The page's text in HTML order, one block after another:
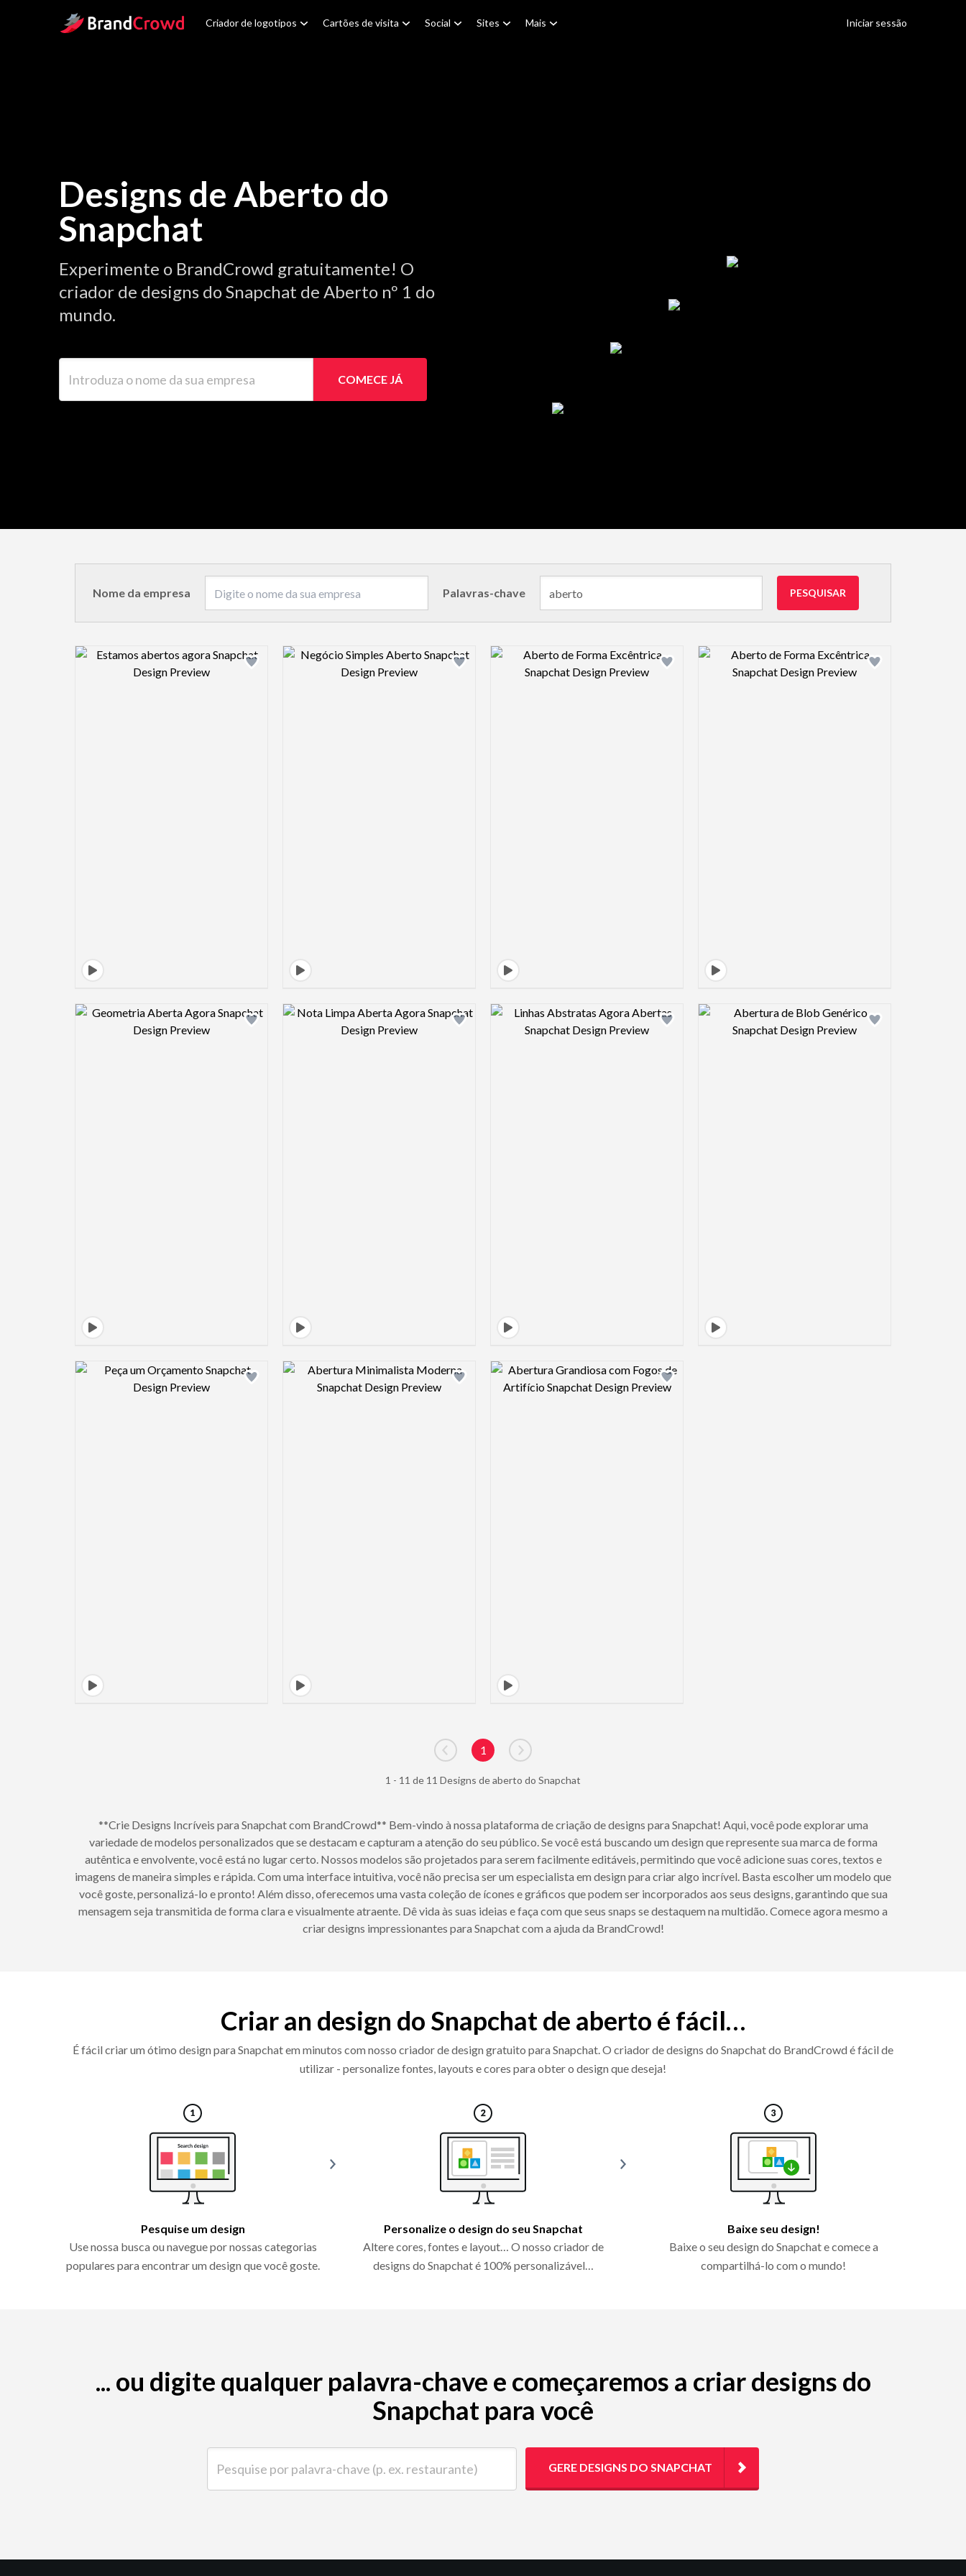
Site Logo Criador de logotipos Cartões de visita Social Sites Mais Iniciar sessão
Designs de Aberto do
Snapchat
Experimente o BrandCrowd gratuitamente! O
criador de designs do Snapchat de Aberto nº 1 do
mundo.
COMECE JÁ
Nome da empresa Palavras-chave PESQUISAR
Design preview image Design preview image Design preview image Design preview image
Design preview image Design preview image Design preview image Design preview image
Design preview image Design preview image Design preview image
Go to previous page
1
Go to next page
1 - 11 de 11 Designs de aberto do Snapchat
**Crie Designs Incríveis para Snapchat com BrandCrowd** Bem-vindo à nossa plataforma de criação de designs para Snapchat! Aqui, você pode explorar uma
variedade de modelos personalizados que se destacam e capturam a atenção do seu público. Se você está buscando um design que represente sua marca de forma
autêntica e envolvente, você está no lugar certo. Nossos modelos são projetados para serem facilmente editáveis, permitindo que você adicione suas cores, textos e
imagens de maneira simples e rápida. Com uma interface intuitiva, você não precisa ser um especialista em design para criar algo incrível. Basta escolher um modelo que
você goste, personalizá-lo e pronto! Além disso, oferecemos uma vasta coleção de ícones e gráficos que podem ser incorporados aos seus designs, garantindo que sua
mensagem seja transmitida de forma clara e visualmente atraente. Dê vida às suas ideias e faça com que seus snaps se destaquem na multidão. Comece agora mesmo a
criar designs impressionantes para Snapchat com a ajuda da BrandCrowd!
Criar an design do Snapchat de aberto é fácil…
É fácil criar um ótimo design para Snapchat em minutos com nosso criador de design gratuito para Snapchat. O criador de designs do Snapchat do BrandCrowd é fácil de
utilizar - personalize fontes, layouts e cores para obter o design que deseja!
Pesquise um design
Use nossa busca ou navegue por nossas categorias
populares para encontrar um design que você goste.
Personalize o design do seu Snapchat
Altere cores, fontes e layout… O nosso criador de
designs do Snapchat é 100% personalizável…
Baixe seu design!
Baixe o seu design do Snapchat e comece a
compartilhá-lo com o mundo!
... ou digite qualquer palavra-chave e começaremos a criar designs do
Snapchat para você
GERE DESIGNS DO SNAPCHAT